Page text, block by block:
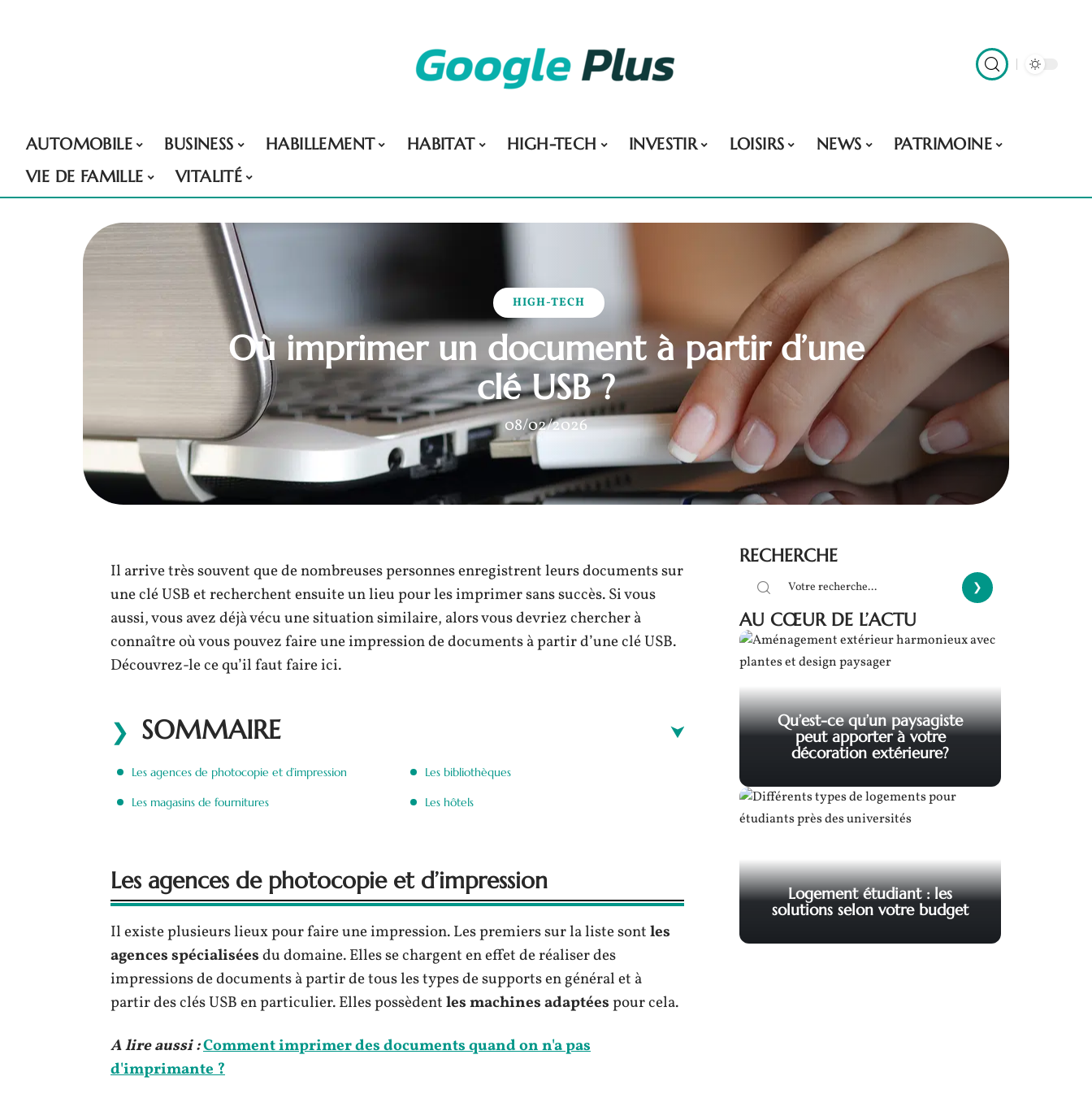
AUTOMOBILE BUSINESS HABILLEMENT HABITAT HIGH-TECH INVESTIR LOISIRS NEWS
PATRIMOINE
VIE DE FAMILLE
VITALITÉ
HIGH-TECH
Où imprimer un document à partir d’une
clé USB ?
08/02/2026
Il arrive très souvent que de nombreuses personnes enregistrent leurs documents sur
une clé USB et recherchent ensuite un lieu pour les imprimer sans succès. Si vous
aussi, vous avez déjà vécu une situation similaire, alors vous devriez chercher à
connaître où vous pouvez faire une impression de documents à partir d’une clé USB.
Découvrez-le ce qu’il faut faire ici.
SOMMAIRE
Les agences de photocopie et d’impression
Les magasins de fournitures
Les bibliothèques
Les hôtels
Les agences de photocopie et d’impression
Il existe plusieurs lieux pour faire une impression. Les premiers sur la liste sontles
agences spécialiséesdu domaine. Elles se chargent en effet de réaliser des
impressions de documents à partir de tous les types de supports en général et à
partir des clés USB en particulier. Elles possèdentles machines adaptéespour cela.
A lire aussi :Comment imprimer des documents quand on n'a pas
d'imprimante ?
RECHERCHE
AU CŒUR DE L’ACTU
Qu’est-ce qu’un paysagiste
peut apporter à votre
décoration extérieure?
Logement étudiant : les
solutions selon votre budget